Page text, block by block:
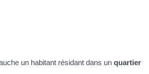
un habitant résidant dans un quartier